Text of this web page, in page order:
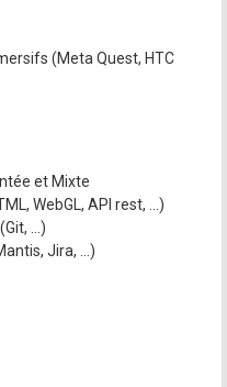
(Meta Quest, HTC
et Mixte
WebGL, API rest, ...)
...)
Jira, ...)